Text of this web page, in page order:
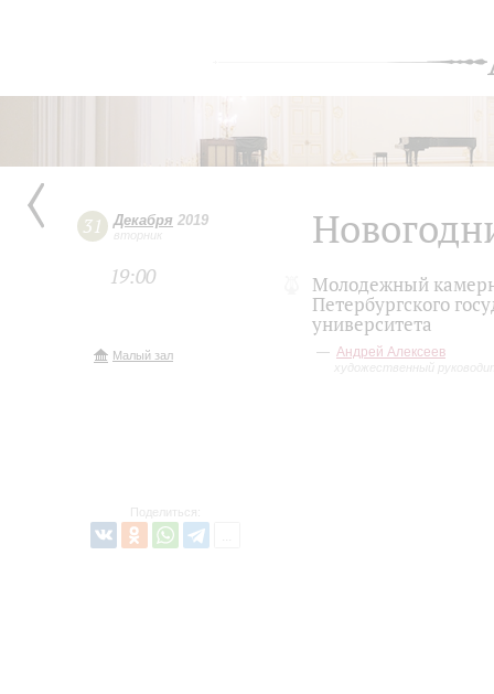
31 Декабря 2019
вторник
19:00
Малый зал
Поделиться:
Молодежный
Петербургского
университета
Андрей Алексеев
художественный